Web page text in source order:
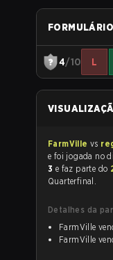
FORMULÁRIO
4/10 L
FarmVille vs
e foi jogada no
3 e faz parte do
Quarterfinal.
Detalhes da
FarmVille
FarmVille